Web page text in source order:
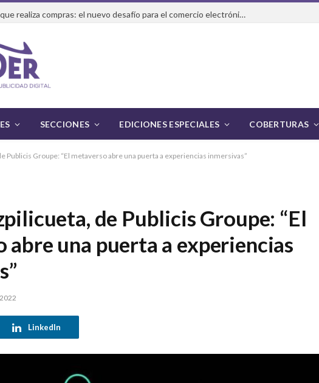
La IA que realiza compras: el nuevo desafío para el comercio electrónico y la logística
SECCIONES EDICIONES ESPECIALES COBERTURAS
Publicis Groupe: “El metaverso abre una puerta a experiencias inmersivas”
de Publicis Groupe: “El
abre una puerta a experiencias
LinkedIn